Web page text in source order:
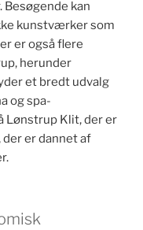
kan
kunstværker som
er også flere
herunder
et bredt udvalg
og spa-
Lønstrup Klit, der er
er dannet af